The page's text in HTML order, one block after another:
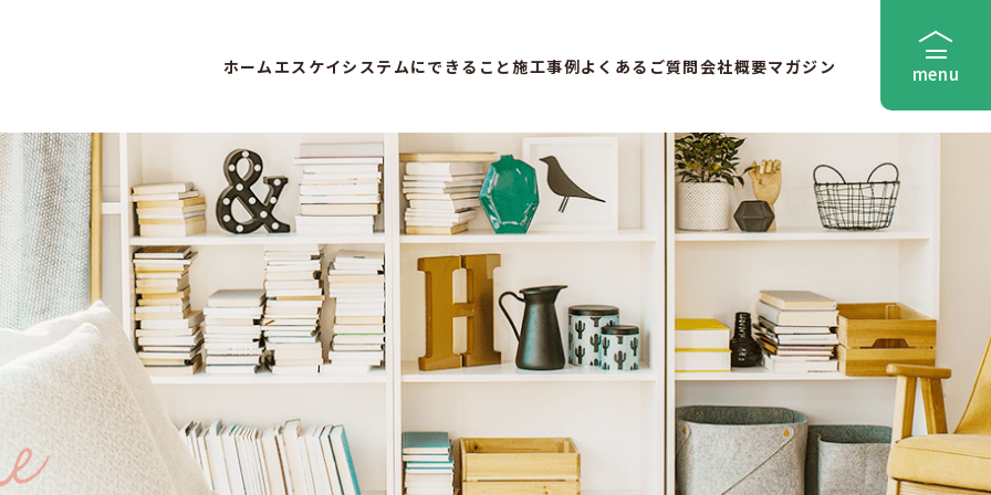
ホーム エスケイシステムにできること施工事例よくあるご質問会社概要マガジン menu